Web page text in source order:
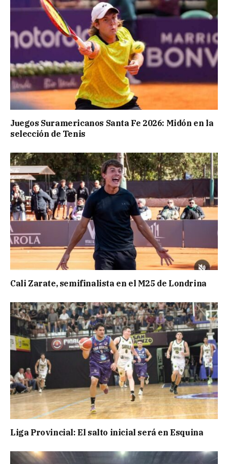
Juegos Suramericanos Santa Fe 2026: Midón en la
selección de Tenis
Cali Zarate, semifinalista en el M25 de Londrina
Liga Provincial: El salto inicial será en Esquina